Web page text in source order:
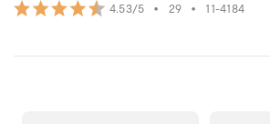
4.53/5 • 29 • 11-4184